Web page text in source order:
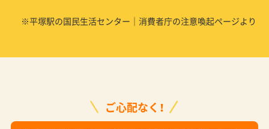
※平塚駅の国民生活センター｜消費者庁の注意喚起ページより
ご心配なく！